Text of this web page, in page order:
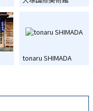
tonaru SHIMADA